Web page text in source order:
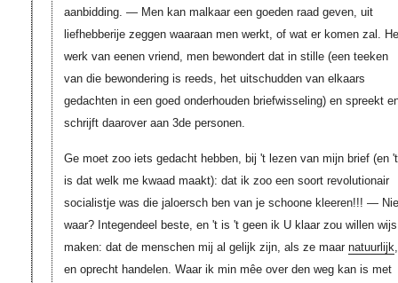
aanbidding. — Men kan malkaar een goeden raad geven, uit
liefhebberije zeggen waaraan men werkt, of wat er komen zal.
werk van eenen vriend, men bewondert dat in stille (een teeken
van die bewondering is reeds, het uitschudden van elkaars
gedachten in een goed onderhouden briefwisseling) en spreekt
schrijft daarover aan 3de personen.
Ge moet zoo iets gedacht hebben, bij 't lezen van mijn brief (en 't
is dat welk me kwaad maakt): dat ik zoo een soort revolutionair
socialistje was die jaloersch ben van je schoone kleeren!!! —
waar? Integendeel beste, en 't is 't geen ik U klaar zou willen wijs
maken: dat de menschen mij al gelijk zijn, als ze maar natuurlijk
en oprecht handelen. Waar ik min mêe over den weg kan is met